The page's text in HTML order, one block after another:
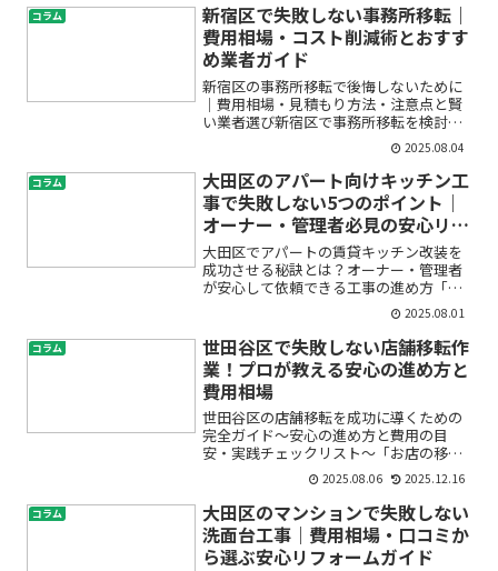
コラム
新宿区で失敗しない事務所移転｜
費用相場・コスト削減術とおすす
め業者ガイド
新宿区の事務所移転で後悔しないために
｜費用相場・見積もり方法・注意点と賢
い業者選び新宿区で事務所移転を検討し
ている方の多くが、「いくらかかる
の？」「どんな手順で進めればいい
の？」「できるだけ費用を抑えたいけ
ど、どこに頼めばいいの？」といった...
2025.08.04
コラム
大田区のアパート向けキッチン工
事で失敗しない5つのポイント｜
オーナー・管理者必見の安心リフ
ォーム術
大田区でアパートの賃貸キッチン改装を
成功させる秘訣とは？オーナー・管理者
が安心して依頼できる工事の進め方「ア
パートのキッチンが古くて入居希望者が
集まらない」「賃貸物件のキッチン工事
って費用やトラブルが心配…」「大田区
の業者選びや工事内容って...
2025.08.01
コラム
世田谷区で失敗しない店舗移転作
業！プロが教える安心の進め方と
費用相場
世田谷区の店舗移転を成功に導くための
完全ガイド〜安心の進め方と費用の目
安・実践チェックリスト〜「お店の移転
を考えているけれど、何から始めていい
かわからない…」「世田谷区で店舗の引
越しをしたいけれど、費用や段取りに不
安がある」――そんな悩みを...
2025.08.06 2025.12.16
コラム
大田区のマンションで失敗しない
洗面台工事｜費用相場・口コミか
ら選ぶ安心リフォームガイド